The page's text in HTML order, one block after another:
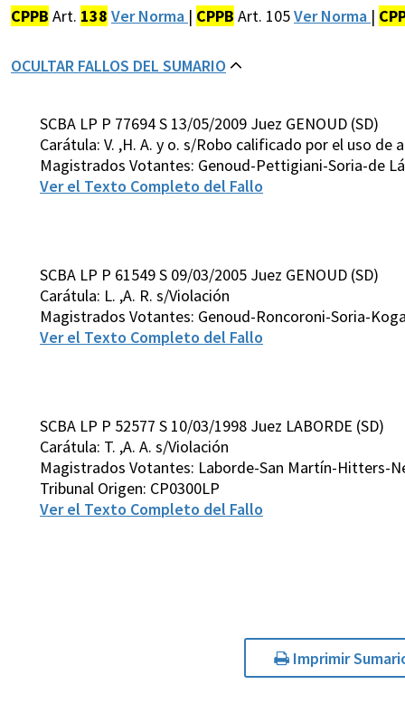
CPPB Art. 138 Ver Norma | CPPB Art. 105Ver Norma |
OCULTAR FALLOS DEL SUMARIO
SCBA LP P 77694 S 13/05/2009 Juez GENOUD (SD)
Carátula: V. ,H. A. y o. s/Robo calificado por el uso de
Magistrados Votantes: Genoud-Pettigiani-Soria-de
Ver el Texto Completo del Fallo
SCBA LP P 61549 S 09/03/2005 Juez GENOUD (SD)
Carátula: L. ,A. R. s/Violación
Magistrados Votantes: Genoud-Roncoroni-Soria-
Ver el Texto Completo del Fallo
SCBA LP P 52577 S 10/03/1998 Juez LABORDE (SD)
Carátula: T. ,A. A. s/Violación
Magistrados Votantes: Laborde-San Martín-Hitters-
Tribunal Origen: CP0300LP
Ver el Texto Completo del Fallo
Imprimir